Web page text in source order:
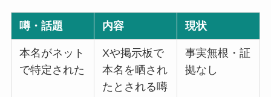
噂・話題 内容 現状
本名がネット
で特定された
Xや掲示板で
本名を晒され
たとされる噂
事実無根・証
拠なし